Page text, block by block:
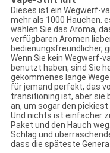
Dieses ist ein Wegwerf-
mehr als 1000 Hauchen.
wählen Sie das Aroma,
verfügbaren Aromen
bedienungsfreundlicher,
Wenn Sie kein Wegwerf-
benutzt haben, sind Sie
gekommenes lange
für jemand perfekt, das
transitioning ist, aber sie
an, um sogar den
Und nichts ist einfacher
Paket und den Hauch
Schlag und
dass die späteste